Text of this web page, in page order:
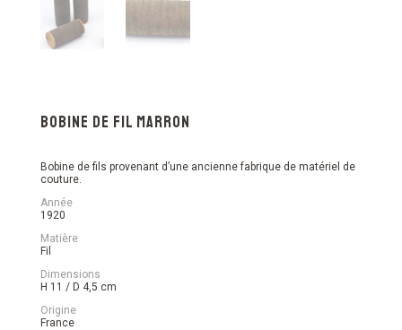
Bobine de fil marron
Bobine de fils provenant d’une ancienne fabrique de matériel de
couture.
Année
1920
Matière
Fil
Dimensions
H 11 / D 4,5 cm
Origine
France